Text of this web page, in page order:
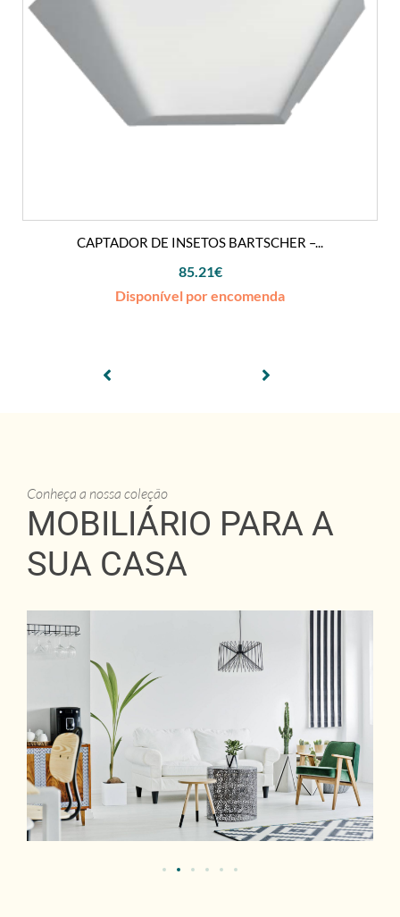
CAPTADOR DE INSETOS BARTSCHER –...
85.21€
Disponível por encomenda
Conheça a nossa coleção
MOBILIÁRIO PARA A
SUA CASA